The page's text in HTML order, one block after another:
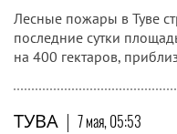
Лесные пожары в Туве
последние сутки
на 400 гектаров,
ТУВА | 7 мая, 05:53